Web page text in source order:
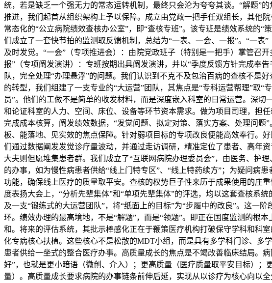
统，若是缺乏一个强无力的常态运转机制，最终只会沦为夸夸其谈。“解题”
推进，我们起首从组织架构上予以保障。成立由党政一把手任双组长，其他
常态化的“公立病院绩效查核办公室”，即“查核专班”。该专班是绩效系统的
们成立了一套快节拍的监测取反馈机制，总结为“一表、一会、一报”。“一
及时发觉。“一会”（专项推进会）：由院党政班子（特别是一把手）掌管召
报”（专项阐发演讲）：专班按期出具阐发演讲，并以“季度反馈方针完成奉
队，完全处理“办理悬浮”的问题。我们认识到不克不及包治百病的查核不是
的转型，我们组建了一支专业的“大运营”团队，其焦点是“专科运营帮理”取
员”。他们的工做不是简单的收发材料，而是深度嵌入科室的日常运营。深
和论证科室的人力、空间、床位、设备等环节资本需求。做为项目司理，担
完成成本核算，阐发绩效数据，“发觉问题、拟定对策、落实方案、处理问
板、能落地、见实效的焦点保障。针对弱项目标的专项改良便能高效奉行。
们通过数据阐发发觉诊疗量波动，并通过走访调研，精准定位了患者、高年
大夫则但愿堆集患者群。我们成立了“互联网病院办理委员会”，由医务、护
的办事，如为慢性病患者供给“线上门特专区”、“线上特药续方”；为疑问病
功能，确保线上医疗的质量取平安。查核的权势巨子性来历于成果使用的庄
度表扬大会上，“分析先辈集体”和“单项先辈集体”的评选，均以这套查核系
及一支“锻练式的大运营团队”，将“纸面上的目标”为“步履中的改良”。这一
环。绩效办理的最高境地，不是“解题”，而是“领题”。即正在国度监测的根
和。将来的评估系统，其批示棒感化正在于鞭策医疗机构打破保守学科和科
化专病核心扶植。这些核心不是松散的MDT小组，而是具有多学科门诊、多
患者供给一坐式的整合医疗办事。高质量成长的焦点是不竭改善临床结局。
好”，也就是更小暗语（微创、介入）；更高质量（医疗质量取平安目标）
量）。高质量成长要求病院的办事链条前伸后延，实现从以诊疗为核心向以